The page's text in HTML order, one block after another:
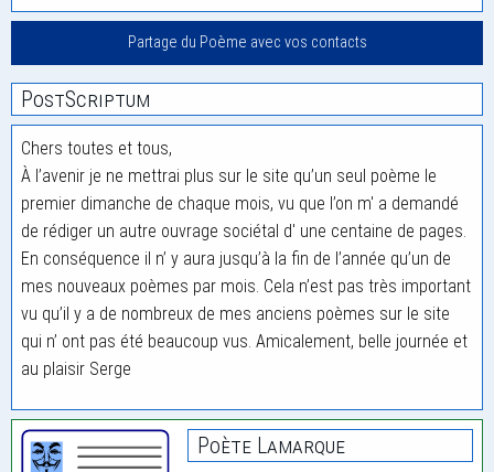
Partage du Poème avec vos contacts
PostScriptum
Chers toutes et tous,
À l’avenir je ne mettrai plus sur le site qu’un seul poème le
premier dimanche de chaque mois, vu que l’on m' a demandé
de rédiger un autre ouvrage sociétal d' une centaine de pages.
En conséquence il n’ y aura jusqu’à la fin de l’année qu’un de
mes nouveaux poèmes par mois. Cela n’est pas très important
vu qu’il y a de nombreux de mes anciens poèmes sur le site
qui n’ ont pas été beaucoup vus. Amicalement, belle journée et
au plaisir Serge
Poète Lamarque